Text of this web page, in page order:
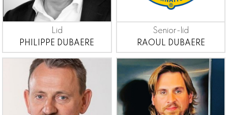
Lid
PHILIPPE DUBAERE
Senior-lid
RAOUL DUBAERE